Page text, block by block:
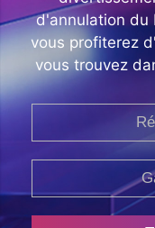
d'annulation du
vous profiterez
vous trouvez